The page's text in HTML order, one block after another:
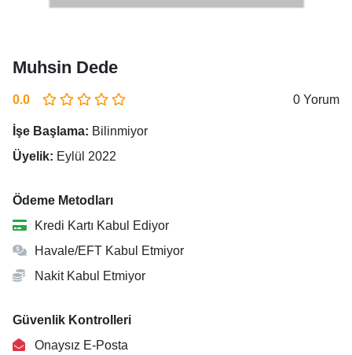
Muhsin Dede
0.0 0 Yorum
İşe Başlama: Bilinmiyor
Üyelik: Eylül 2022
Ödeme Metodları
Kredi Kartı Kabul Ediyor
Havale/EFT Kabul Etmiyor
Nakit Kabul Etmiyor
Güvenlik Kontrolleri
Onaysız E-Posta